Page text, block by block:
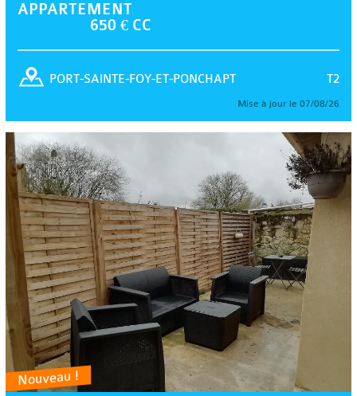
APPARTEMENT
650 € CC
T2
PORT-SAINTE-FOY-ET-PONCHAPT
Mise à jour le 07/08/26
Nouveau !